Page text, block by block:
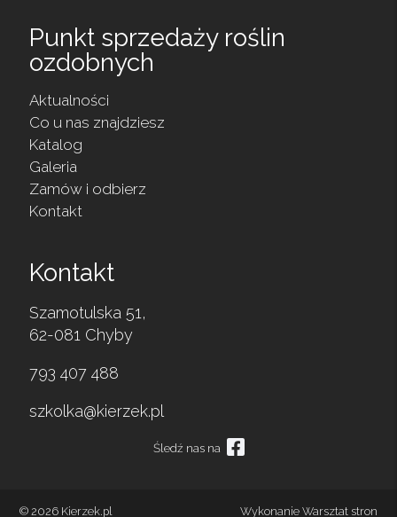
Punkt sprzedaży roślin
ozdobnych
Aktualności
Co u nas znajdziesz
Katalog
Galeria
Zamów i odbierz
Kontakt
Kontakt
Szamotulska 51,
62-081 Chyby
793 407 488
szkolka@kierzek.pl
Śledź nas na
© 2026 Kierzek.pl Wykonanie Warsztat stron